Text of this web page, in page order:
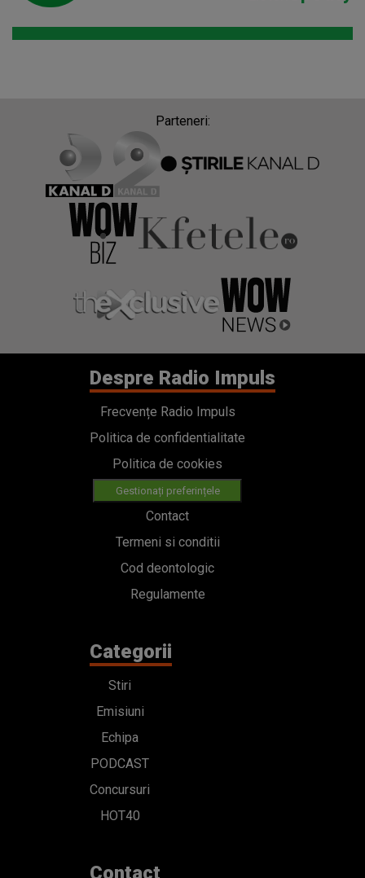
Parteneri:
Despre Radio Impuls
Frecvențe Radio Impuls
Politica de confidentialitate
Politica de cookies
Gestionați preferințele
Contact
Termeni si conditii
Cod deontologic
Regulamente
Categorii
Stiri
Emisiuni
Echipa
PODCAST
Concursuri
HOT40
Contact